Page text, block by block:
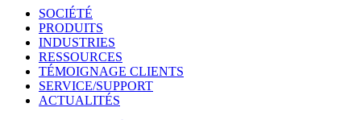
SOCIÉTÉ
PRODUITS
INDUSTRIES
RESSOURCES
TÉMOIGNAGE CLIENTS
SERVICE/SUPPORT
ACTUALITÉS